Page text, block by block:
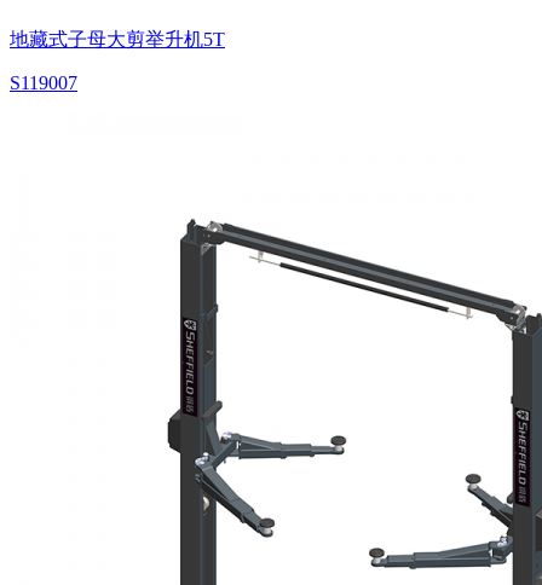
地藏式子母大剪举升机5T
S119007